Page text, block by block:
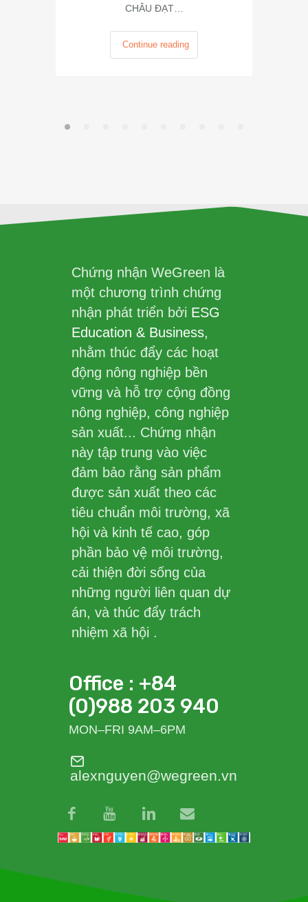
CHÂU ĐẠT…
Continue reading
Chứng nhận WeGreen là
một chương trình chứng
nhận phát triển bởi ESG
Education & Business,
nhằm thúc đẩy các hoạt
động nông nghiệp bền
vững và hỗ trợ cộng đồng
nông nghiệp, công nghiệp
sản xuất... Chứng nhận
này tập trung vào việc
đảm bảo rằng sản phẩm
được sản xuất theo các
tiêu chuẩn môi trường, xã
hội và kinh tế cao, góp
phần bảo vệ môi trường,
cải thiện đời sống của
những người liên quan dự
án, và thúc đẩy trách
nhiệm xã hội .
Office : +84
(0)988 203 940
MON–FRI 9AM–6PM
alexnguyen@wegreen.vn